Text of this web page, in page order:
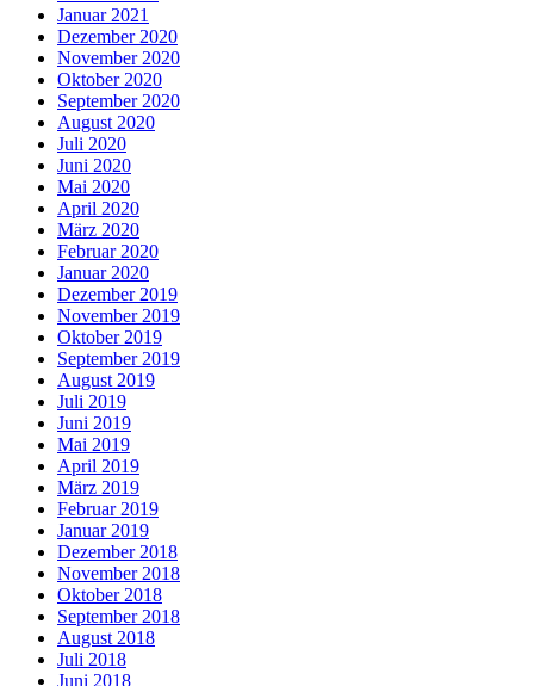
Januar 2021
Dezember 2020
November 2020
Oktober 2020
September 2020
August 2020
Juli 2020
Juni 2020
Mai 2020
April 2020
März 2020
Februar 2020
Januar 2020
Dezember 2019
November 2019
Oktober 2019
September 2019
August 2019
Juli 2019
Juni 2019
Mai 2019
April 2019
März 2019
Februar 2019
Januar 2019
Dezember 2018
November 2018
Oktober 2018
September 2018
August 2018
Juli 2018
Juni 2018